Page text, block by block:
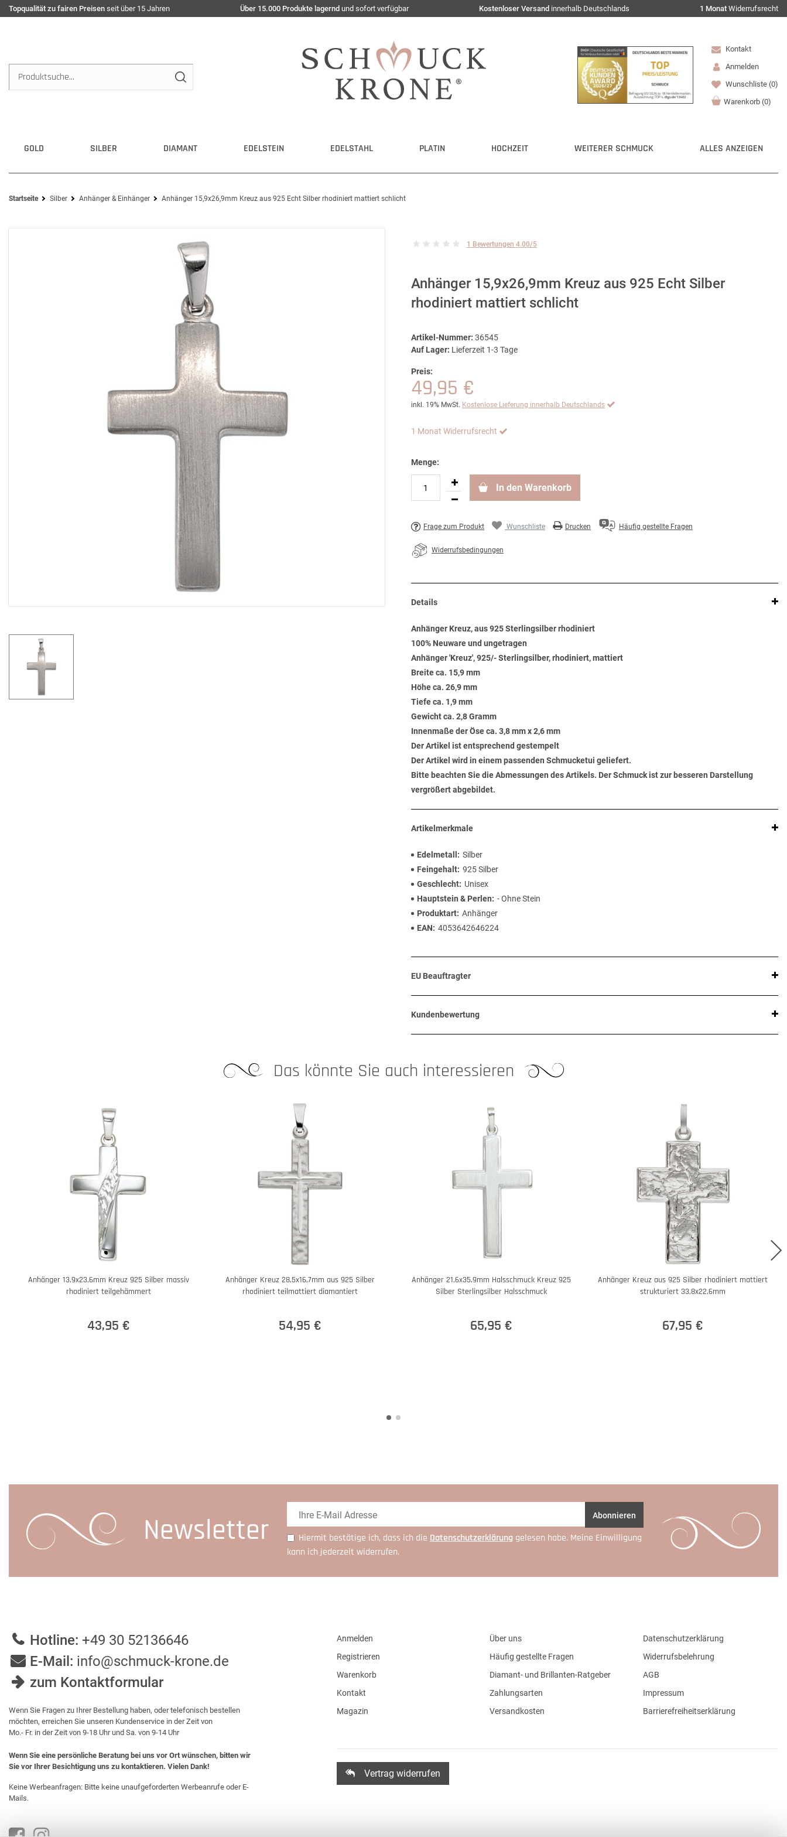
Topqualität zu fairen Preisen seit über 15 Jahren Über 15.000 Produkte lagernd und sofort verfügbar Kostenloser Versand innerhalb Deutschlands 1 Monat Widerrufsrecht
Kontakt
Anmelden
Wunschliste (0)
Warenkorb (0)
GOLD SILBER DIAMANT EDELSTEIN EDELSTAHL PLATIN HOCHZEIT WEITERER SCHMUCK ALLES ANZEIGEN
Startseite Silber Anhänger & Einhänger Anhänger 15,9x26,9mm Kreuz aus 925 Echt Silber rhodiniert mattiert schlicht
1 Bewertungen 4.00/5
Anhänger 15,9x26,9mm Kreuz aus 925 Echt Silber
rhodiniert mattiert schlicht
Artikel-Nummer: 36545
Auf Lager: Lieferzeit 1-3 Tage
Preis:
49,95 €
inkl. 19% MwSt. Kostenlose Lieferung innerhalb Deutschlands
1 Monat Widerrufsrecht
Menge:
In den Warenkorb
Frage zum Produkt Wunschliste Drucken Häufig gestellte Fragen
Widerrufsbedingungen
Details
Anhänger Kreuz, aus 925 Sterlingsilber rhodiniert
100% Neuware und ungetragen
Anhänger 'Kreuz', 925/- Sterlingsilber, rhodiniert, mattiert
Breite ca. 15,9 mm
Höhe ca. 26,9 mm
Tiefe ca. 1,9 mm
Gewicht ca. 2,8 Gramm
Innenmaße der Öse ca. 3,8 mm x 2,6 mm
Der Artikel ist entsprechend gestempelt
Der Artikel wird in einem passenden Schmucketui geliefert.
Bitte beachten Sie die Abmessungen des Artikels. Der Schmuck ist zur besseren Darstellung
vergrößert abgebildet.
Artikelmerkmale
Edelmetall
Silber
Feingehalt 925 Silber
Geschlecht
Unisex
Hauptstein & Perlen
- Ohne Stein
Produktart Anhänger
EAN
4053642646224
EU Beauftragter
Kundenbewertung
Das könnte Sie auch interessieren
Anhänger 13,9x23,6mm Kreuz 925 Silber massiv
rhodiniert teilgehämmert
43,95 €
Anhänger Kreuz 28,5x16,7mm aus 925 Silber
rhodiniert teilmattiert diamantiert
54,95 €
Anhänger 21,6x35,9mm Halsschmuck Kreuz 925
Silber Sterlingsilber Halsschmuck
65,95 €
Anhänger Kreuz aus 925 Silber rhodiniert mattiert
strukturiert 33,8x22,6mm
67,95 €
Newsletter Abonnieren
Hiermit bestätige ich, dass ich die Daten­schutz­erklärung gelesen habe. Meine Einwilligung
kann ich jederzeit widerrufen.
Hotline: +49 30 52136646
E-Mail: info@schmuck-krone.de
zum Kontaktformular
Wenn Sie Fragen zu Ihrer Bestellung haben, oder telefonisch bestellen
möchten, erreichen Sie unseren Kundenservice in der Zeit von
Mo.- Fr. in der Zeit von 9-18 Uhr und Sa. von 9-14 Uhr
Wenn Sie eine persönliche Beratung bei uns vor Ort wünschen, bitten wir
Sie vor Ihrer Besichtigung uns zu kontaktieren. Vielen Dank!
Keine Werbeanfragen: Bitte keine unaufgeforderten Werbeanrufe oder E-
Mails.
Anmelden
Registrieren
Warenkorb
Kontakt
Magazin
Über uns
Häufig gestellte Fragen
Diamant- und Brillanten-Ratgeber
Zahlungsarten
Versandkosten
Datenschutzerklärung
Widerrufsbelehrung
AGB
Impressum
Barrierefreiheitserklärung
Vertrag widerrufen